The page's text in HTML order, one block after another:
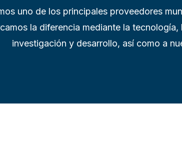
uno de los principales proveedores
la diferencia mediante la
investigación y desarrollo, así como a